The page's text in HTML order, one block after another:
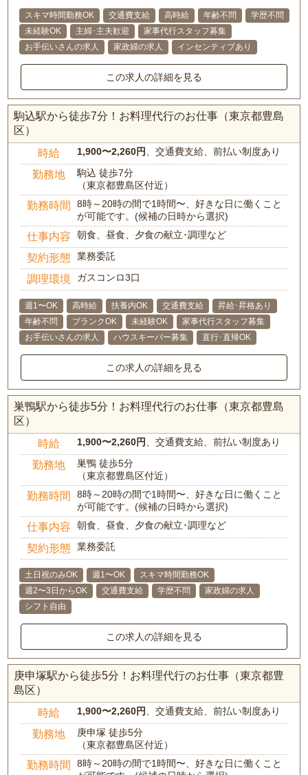
スキマ時間勤務OK 交通費支給 高時給 年齢不問
学歴不問
未経験OK
主婦･主夫歓迎
家事代行スタッフ募集
お手伝いさんの求人
家政婦の求人 インセンティブあり
この求人の詳細を見る
駒込駅から徒歩7分！お料理代行のお仕事（東京都豊島
区）
時給 1,900〜2,260円 、交通費支給、前払い制度あり
勤務地
駒込 徒歩7分
（東京都豊島区付近）
勤務時間
8時～20時の間で1時間〜、好きな日に働くこと
が可能です。(候補の日時から選択)
仕事内容 朝食、昼食、夕食の献立･調理など
契約形態 業務委託
調理環境 ガスコンロ3口
週1〜OK 高時給 扶養内OK 交通費支給
昇給･昇格あり
年齢不問
ブランクOK 未経験OK
家事代行スタッフ募集
お手伝いさんの求人
ハウスキーパー募集 直行･直帰OK
この求人の詳細を見る
巣鴨駅から徒歩5分！お料理代行のお仕事（東京都豊島
区）
時給 1,900〜2,260円 、交通費支給、前払い制度あり
勤務地
巣鴨 徒歩5分
（東京都豊島区付近）
勤務時間
8時～20時の間で1時間〜、好きな日に働くこと
が可能です。(候補の日時から選択)
仕事内容 朝食、昼食、夕食の献立･調理など
契約形態 業務委託
土日祝のみOK 週1〜OK
スキマ時間勤務OK
週2〜3日からOK
交通費支給 学歴不問
家政婦の求人
シフト自由
この求人の詳細を見る
庚申塚駅から徒歩5分！お料理代行のお仕事（東京都豊
島区）
時給 1,900〜2,260円 、交通費支給、前払い制度あり
勤務地
庚申塚 徒歩5分
（東京都豊島区付近）
勤務時間
8時～20時の間で1時間〜、好きな日に働くこと